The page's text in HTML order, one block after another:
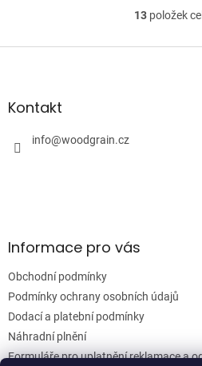
O
l
u
13položek
Z
aKontakt
info@woodgrain.cz
Informace pro vás
Obchodní podmínky
Podmínky ochrany osobních údajů
Dodací a platební podmínky
Náhradní plnění
Formuláře pro uplatnění reklamace a